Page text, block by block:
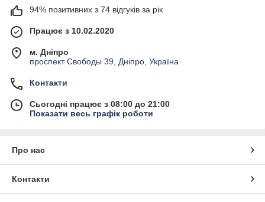
94% позитивних з 74 відгуків за рік
Працює з 10.02.2020
м. Дніпро
проспект Свободы 39, Дніпро, Україна
Контакти
Сьогодні працює з 08:00 до 21:00
Показати весь графік роботи
Про нас
Контакти